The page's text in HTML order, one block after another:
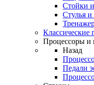
Стойки
Стулья и
Классические
Процессоры и
Назад
Педали